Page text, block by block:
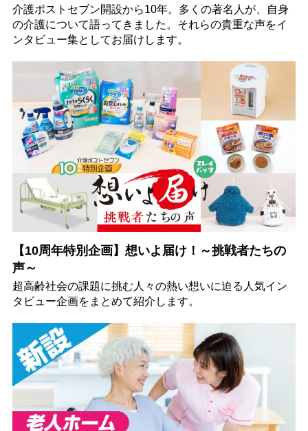
介護ポストセブン開設から10年。多くの著名人が、自身
の介護について語ってきました。それらの貴重な声をイ
ンタビュー集としてお届けします。
【10周年特別企画】想いよ届け！～挑戦者たちの
声～
超高齢社会の課題に挑む人々の熱い想いに迫る人気イン
タビュー企画をまとめて紹介します。